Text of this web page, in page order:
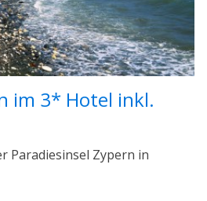
im 3* Hotel inkl.
Paradiesinsel Zypern in